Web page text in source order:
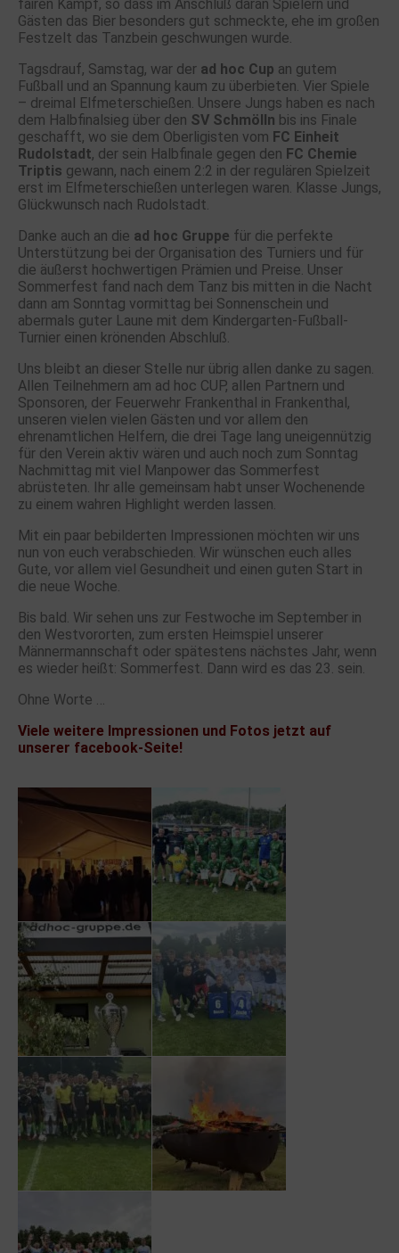
fairen Kampf, so dass im Anschluß daran Spielern und
Gästen das Bier besonders gut schmeckte, ehe im großen
Festzelt das Tanzbein geschwungen wurde.
Tagsdrauf, Samstag, war der ad hoc Cup an gutem
Fußball und an Spannung kaum zu überbieten. Vier Spiele
– dreimal Elfmeterschießen. Unsere Jungs haben es nach
dem Halbfinalsieg über den SV Schmölln bis ins Finale
geschafft, wo sie dem Oberligisten vom FC Einheit
Rudolstadt, der sein Halbfinale gegen den FC Chemie
Triptis gewann, nach einem 2:2 in der regulären Spielzeit
erst im Elfmeterschießen unterlegen waren. Klasse Jungs,
Glückwunsch nach Rudolstadt.
Danke auch an die ad hoc Gruppe für die perfekte
Unterstützung bei der Organisation des Turniers und für
die äußerst hochwertigen Prämien und Preise. Unser
Sommerfest fand nach dem Tanz bis mitten in die Nacht
dann am Sonntag vormittag bei Sonnenschein und
abermals guter Laune mit dem Kindergarten-Fußball-
Turnier einen krönenden Abschluß.
Uns bleibt an dieser Stelle nur übrig allen danke zu sagen.
Allen Teilnehmern am ad hoc CUP, allen Partnern und
Sponsoren, der Feuerwehr Frankenthal in Frankenthal,
unseren vielen vielen Gästen und vor allem den
ehrenamtlichen Helfern, die drei Tage lang uneigennützig
für den Verein aktiv wären und auch noch zum Sonntag
Nachmittag mit viel Manpower das Sommerfest
abrüsteten. Ihr alle gemeinsam habt unser Wochenende
zu einem wahren Highlight werden lassen.
Mit ein paar bebilderten Impressionen möchten wir uns
nun von euch verabschieden. Wir wünschen euch alles
Gute, vor allem viel Gesundheit und einen guten Start in
die neue Woche.
Bis bald. Wir sehen uns zur Festwoche im September in
den Westvororten, zum ersten Heimspiel unserer
Männermannschaft oder spätestens nächstes Jahr, wenn
es wieder heißt: Sommerfest. Dann wird es das 23. sein.
Ohne Worte …
Viele weitere Impressionen und Fotos jetzt auf
unserer facebook-Seite!